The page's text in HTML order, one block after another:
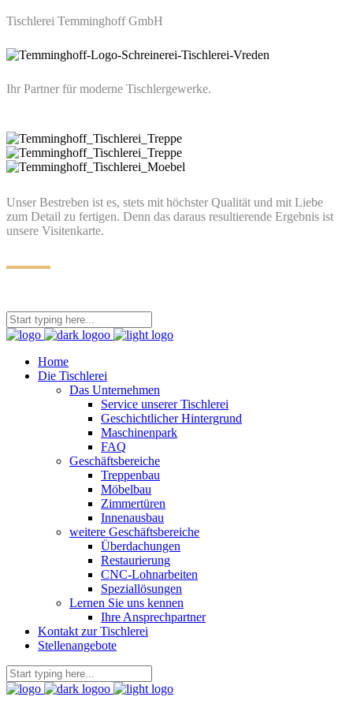
Tischlerei Temminghoff GmbH
Ihr Partner für moderne Tischlergewerke.
Unser Bestreben ist es, stets mit höchster Qualität und mit Liebe
zum Detail zu fertigen. Denn das daraus resultierende Ergebnis ist
unsere Visitenkarte.
Home
Die Tischlerei
Das Unternehmen
Service unserer Tischlerei
Geschichtlicher Hintergrund
Maschinenpark
FAQ
Geschäftsbereiche
Treppenbau
Möbelbau
Zimmertüren
Innenausbau
weitere Geschäftsbereiche
Überdachungen
Restaurierung
CNC-Lohnarbeiten
Speziallösungen
Lernen Sie uns kennen
Ihre Ansprechpartner
Kontakt zur Tischlerei
Stellenangebote